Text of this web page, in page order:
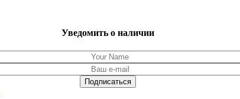
Уведомить о наличии